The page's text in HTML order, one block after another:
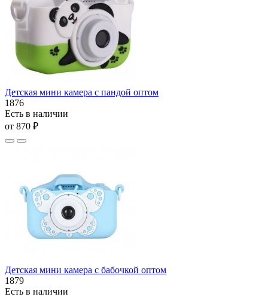
Детская мини камера с пандой оптом
1876
Есть в наличии
от 870 ₽
Детская мини камера с бабочкой оптом
1879
Есть в наличии